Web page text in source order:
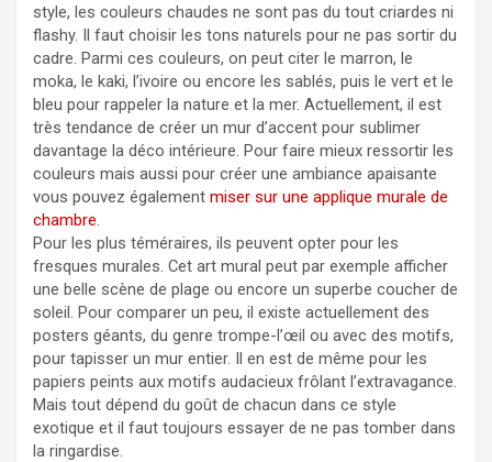
style, les couleurs chaudes ne sont pas du tout criardes ni
flashy. Il faut choisir les tons naturels pour ne pas sortir du
cadre. Parmi ces couleurs, on peut citer le marron, le
moka, le kaki, l’ivoire ou encore les sablés, puis le vert et le
bleu pour rappeler la nature et la mer. Actuellement, il est
très tendance de créer un mur d’accent pour sublimer
davantage la déco intérieure. Pour faire mieux ressortir les
couleurs mais aussi pour créer une ambiance apaisante
vous pouvez également miser sur une applique murale de
chambre.
Pour les plus téméraires, ils peuvent opter pour les
fresques murales. Cet art mural peut par exemple afficher
une belle scène de plage ou encore un superbe coucher de
soleil. Pour comparer un peu, il existe actuellement des
posters géants, du genre trompe-l’œil ou avec des motifs,
pour tapisser un mur entier. Il en est de même pour les
papiers peints aux motifs audacieux frôlant l’extravagance.
Mais tout dépend du goût de chacun dans ce style
exotique et il faut toujours essayer de ne pas tomber dans
la ringardise.